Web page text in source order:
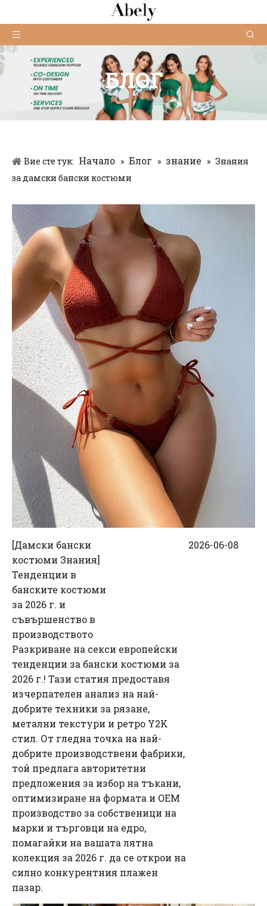
БЛОГ
Вие сте тук: Начало » Блог » знание » Знания
за дамски бански костюми
[Дамски бански
костюми Знания]
Тенденции в
банските костюми
за 2026 г. и
съвършенство в
производството
Разкриване на секси европейски
тенденции за бански костюми за
2026 г.! Тази статия предоставя
изчерпателен анализ на най-
добрите техники за рязане,
метални текстури и ретро Y2K
стил. От гледна точка на най-
добрите производствени фабрики,
той предлага авторитетни
предложения за избор на тъкани,
оптимизиране на формата и OEM
производство за собственици на
марки и търговци на едро,
помагайки на вашата лятна
колекция за 2026 г. да се открои на
силно конкурентния плажен
пазар.
2026-06-08